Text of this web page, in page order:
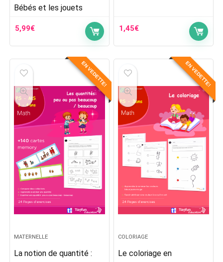
Bébés et les jouets
5,99€ 1,45€
EN VEDETTE!
MATERNELLE
La notion de quantité :
EN VEDETTE!
COLORIAGE
Le coloriage en